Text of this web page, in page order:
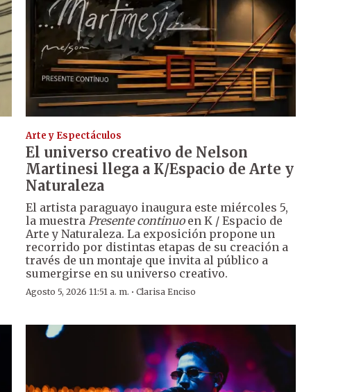
Arte y Espectáculos
El universo creativo de Nelson
Martinesi llega a K/Espacio de Arte y
Naturaleza
El artista paraguayo inaugura este miércoles 5,
la muestra Presente continuoen K / Espacio de
Arte y Naturaleza. La exposición propone un
recorrido por distintas etapas de su creación a
través de un montaje que invita al público a
sumergirse en su universo creativo.
Agosto 5, 2026 11:51 a. m. · Clarisa Enciso